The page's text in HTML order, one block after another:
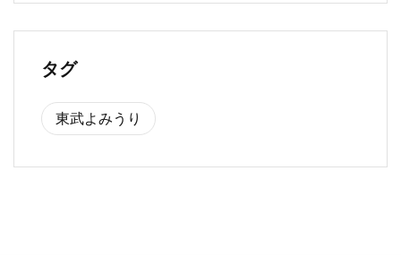
タグ
東武よみうり